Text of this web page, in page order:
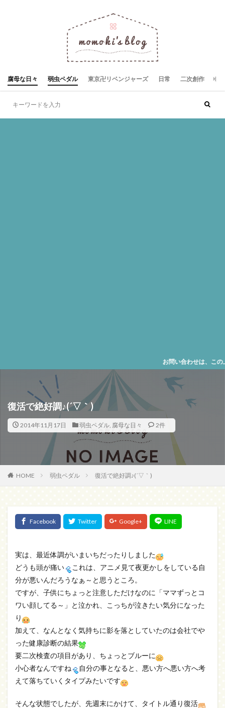
腐母な日々 弱虫ペダル 東京卍リベンジャーズ 日常 二次創作 お
お問い合わせは、この上に表
復活で絶好調♪(´▽｀)
2014年11月17日 弱虫ペダル, 腐母な日々 2件
HOME 弱虫ペダル 復活で絶好調♪(´▽｀)
実は、最近体調がいまいちだったりしました
どうも頭が痛い
これは、アニメ見て夜更かしをしている自
分が悪いんだろうなぁ～と思うところ。
ですが、子供にちょっと注意しただけなのに「ママずっとコ
ワい顔してる～」と泣かれ、こっちが泣きたい気分になった
り
加えて、なんとなく気持ちに影を落としていたのは会社でや
った健康診断の結果
要二次検査の項目があり、ちょっとブルーに
小心者なんですね
自分の事となると、悪い方へ悪い方へ考
えて落ちていくタイプみたいです
そんな状態でしたが、先週末にかけて、タイトル通り復活